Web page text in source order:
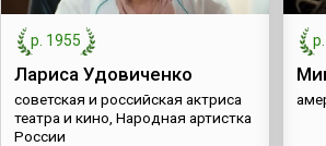
р. 1955
Лариса Удовиченко
советская и российская актриса
театра и кино, Народная артистка
России